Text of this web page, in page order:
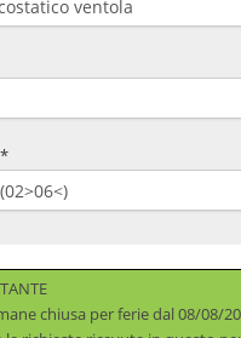
chiusa per ferie dal 08/08/